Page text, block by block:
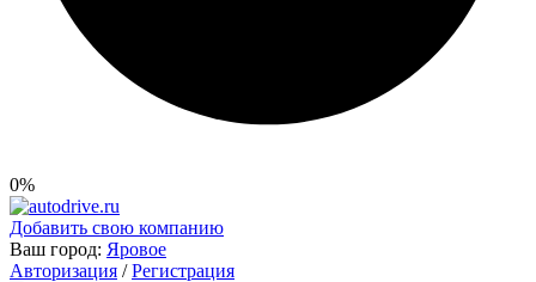
0%
Добавить свою компанию
Ваш город: Яровое
Авторизация / Регистрация